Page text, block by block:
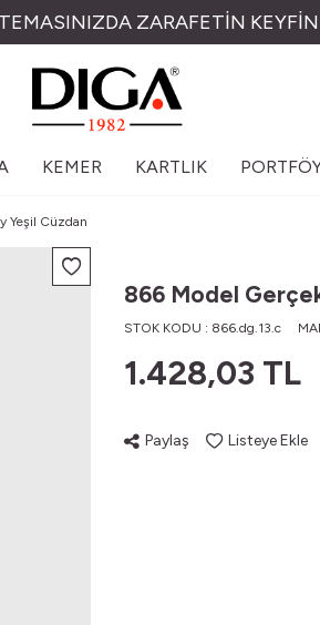
ZARAFETİN
KEMER KARTLIK
Yeşil Cüzdan
866 Model
STOK KODU : 866.dg.13.c
1.428,03 TL
Paylaş Listeye Ekle